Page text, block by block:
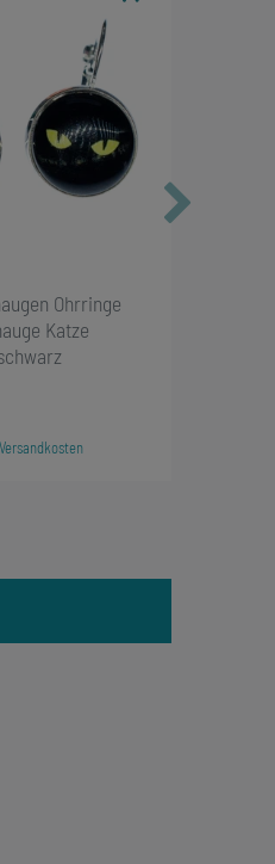
Ohrringe
Katze
Versandkosten